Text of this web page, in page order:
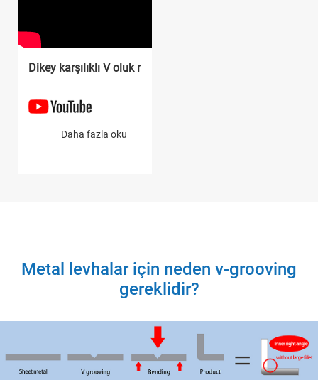
Dikey karşılıklı V oluk makinesi
Daha fazla oku
Metal levhalar için neden v-grooving
gereklidir?